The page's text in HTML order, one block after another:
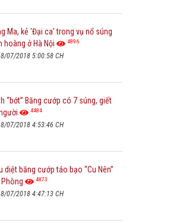
Ma, kẻ 'Đại ca' trong vụ nổ súng
hoàng ở Hà Nội
4896
07/2018 5:00:58 CH
“bớt” Băng cướp có 7 súng, giết
4484
07/2018 4:53:46 CH
diệt băng cướp táo bạo “Cu Nên”
Phòng
4873
07/2018 4:47:13 CH